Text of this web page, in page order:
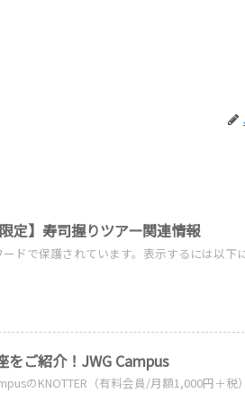
定】寿司握りツアー関連情報
ドで保護されています。表示するには以下
ご紹介！JWG Campus
のKNOTTER（有料会員/月額1,000円＋税